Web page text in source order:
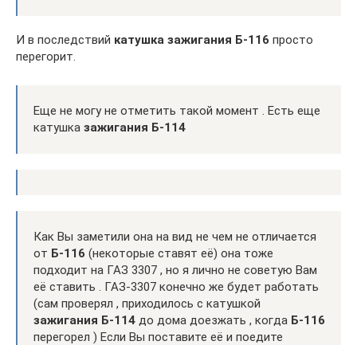
И в последствий катушка зажигания Б-116 просто
перегорит.
Еще не могу не отметить такой момент . Есть еще
катушка зажигания Б-114
Как Вы заметили она на вид не чем не отличается
от Б-116 (некоторые ставят её) она тоже
подходит на ГАЗ 3307 , но я лично не советую Вам
её ставить . ГАЗ-3307 конечно же будет работать
(сам проверял , приходилось с катушкой
зажигания Б-114 до дома доезжать , когда Б-116
перегорел ) Если Вы поставите её и поедите